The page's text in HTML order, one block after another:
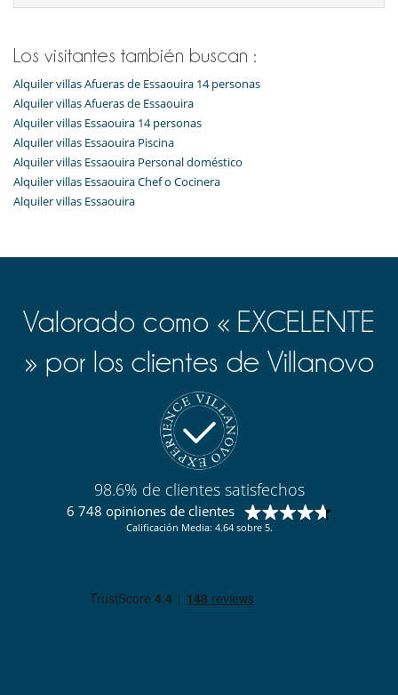
Los visitantes también buscan :
Alquiler villas Afueras de Essaouira 14 personas
Alquiler villas Afueras de Essaouira
Alquiler villas Essaouira 14 personas
Alquiler villas Essaouira Piscina
Alquiler villas Essaouira Personal doméstico
Alquiler villas Essaouira Chef o Cocinera
Alquiler villas Essaouira
Valorado como « EXCELENTE
» por los clientes de Villanovo
98.6% de clientes satisfechos
6 748 opiniones de clientes
Calificación Media: 4.64 sobre 5.